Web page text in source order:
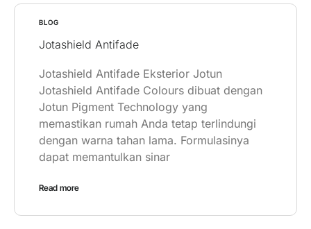
BLOG
Jotashield Antifade
Jotashield Antifade Eksterior Jotun
Jotashield Antifade Colours dibuat dengan
Jotun Pigment Technology yang
memastikan rumah Anda tetap terlindungi
dengan warna tahan lama. Formulasinya
dapat memantulkan sinar
Read more